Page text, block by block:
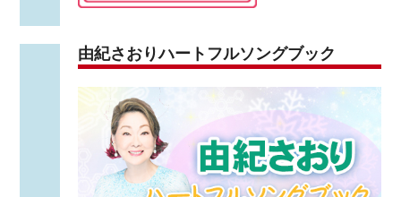
由紀さおりハートフルソングブック